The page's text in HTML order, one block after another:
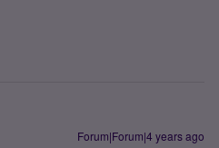
Forum|Forum|4 years ago